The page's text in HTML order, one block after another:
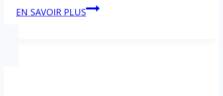
EN SAVOIR PLUSOuest
France